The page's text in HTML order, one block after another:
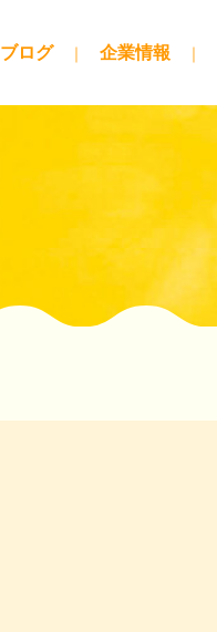
ブログ 企業情報